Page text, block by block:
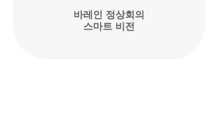
바레인 정상회의
스마트 비전